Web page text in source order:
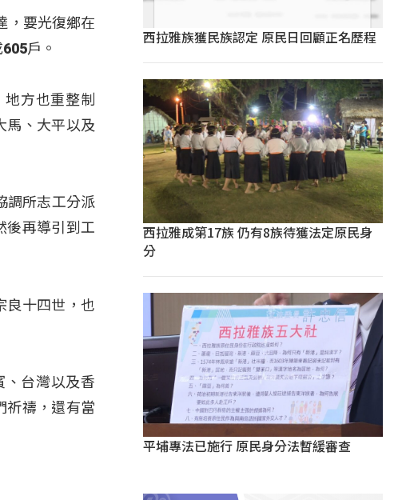
，要光復鄉在
戶。
方也重整制
馬、大平以及
調所志工分派
後再導引到工
良十四世，也
、台灣以及香
祈禱，還有當
西拉雅族獲民族認定 原民日回顧正名歷程
西拉雅成第17族 仍有8族待獲法定原民身
分
平埔專法已施行 原民身分法暫緩審查